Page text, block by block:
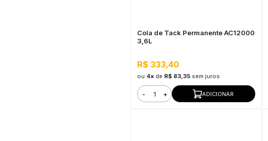
Cola de Tack Permanente AC12000
3,6L
R$ 333,40
ou 4x de R$ 83,35 sem juros
- + ADICIONAR